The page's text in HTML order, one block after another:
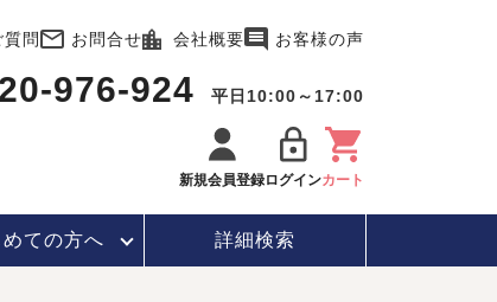
質問 お問合せ 会社概要 お客様の声
976-924 平日10:00～17:00
新規会員登録ログインカート
ての方へ 詳細検索